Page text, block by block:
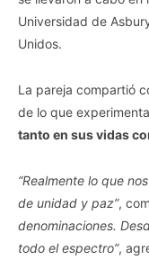
Universidad de
Unidos.
La pareja compartió
de lo que
tanto en sus vidas
“Realmente lo que
de unidad y paz”,
denominaciones.
todo el espectro”,